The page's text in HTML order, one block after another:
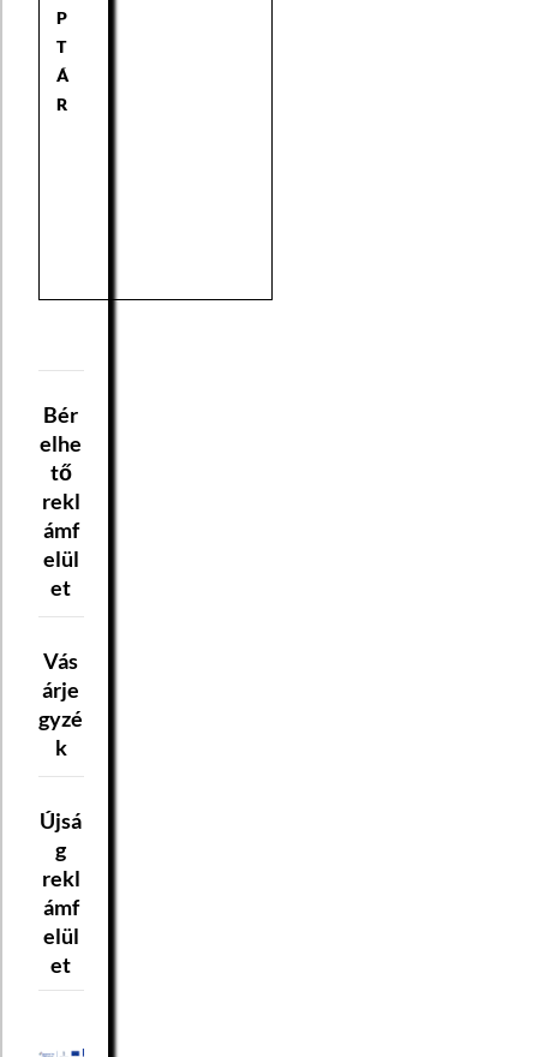
P
T
Á
R
Bér
elhe
tő
rekl
ámf
elül
et
Vás
árje
gyzé
k
Újsá
g
rekl
ámf
elül
et